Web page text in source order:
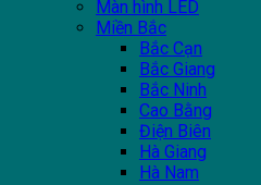
Màn hình LED
Miền Bắc
Bắc Cạn
Bắc Giang
Bắc Ninh
Cao Bằng
Điện Biên
Hà Giang
Hà Nam